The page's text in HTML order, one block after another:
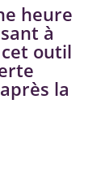
heure
à
outil
la